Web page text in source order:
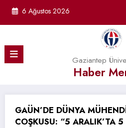
6 Ağustos 2026
Gaziantep
Haber
GAÜN’DE DÜNYA
COŞKUSU: “5 ARALIK’TA